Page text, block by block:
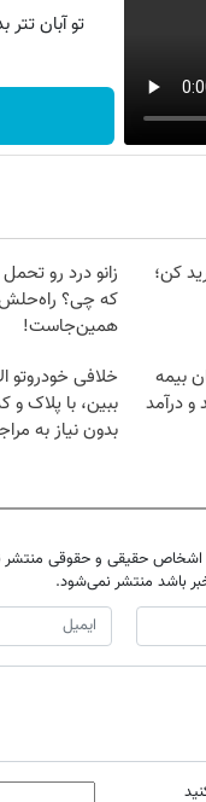
تو آبان
کن؛
زانو درد رو
که چی؟
همین‌جاست!
بیمه
و درآمد
خلافی خودروتو
ببین، با پلاک و
بدون نیاز به
اشخاص حقیقی و حقوقی
خبر باشد منتشر نمی‌شود.